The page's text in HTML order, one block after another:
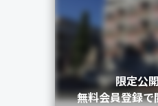
限定公
無料会員登録